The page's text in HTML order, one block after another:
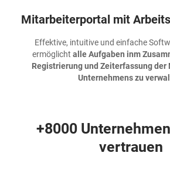
Mitarbeiterportal mit
Effektive, intuitive und einfache
ermöglicht alle Aufgaben inm
Registrierung und Zeiterfassung
Unternehmens zu
+8000
vertrauen